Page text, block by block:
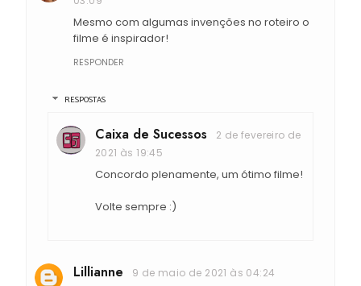
Mesmo com algumas invenções no roteiro o
filme é inspirador!
RESPONDER
RESPOSTAS
Caixa de Sucessos
2 de fevereiro de
2021 às 19:45
Concordo plenamente, um ótimo filme!
Volte sempre :)
Lillianne 9 de maio de 2021 às 04:24